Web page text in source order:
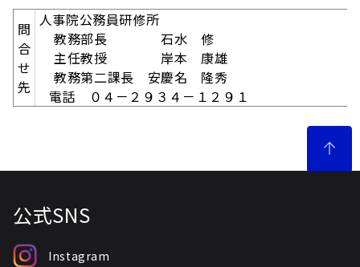
問
合
せ
先
人事院公務員研修所
教務部長 石水 修
主任教授 岸本 康雄
教務第二課長 安慶名 隆秀
電話 ０４－２９３４－１２９１
公式SNS
Instagram